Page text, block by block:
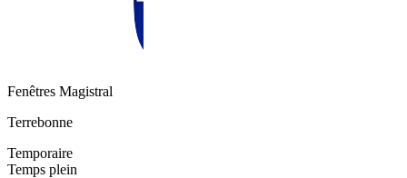
Fenêtres Magistral
Terrebonne
Temporaire
Temps plein